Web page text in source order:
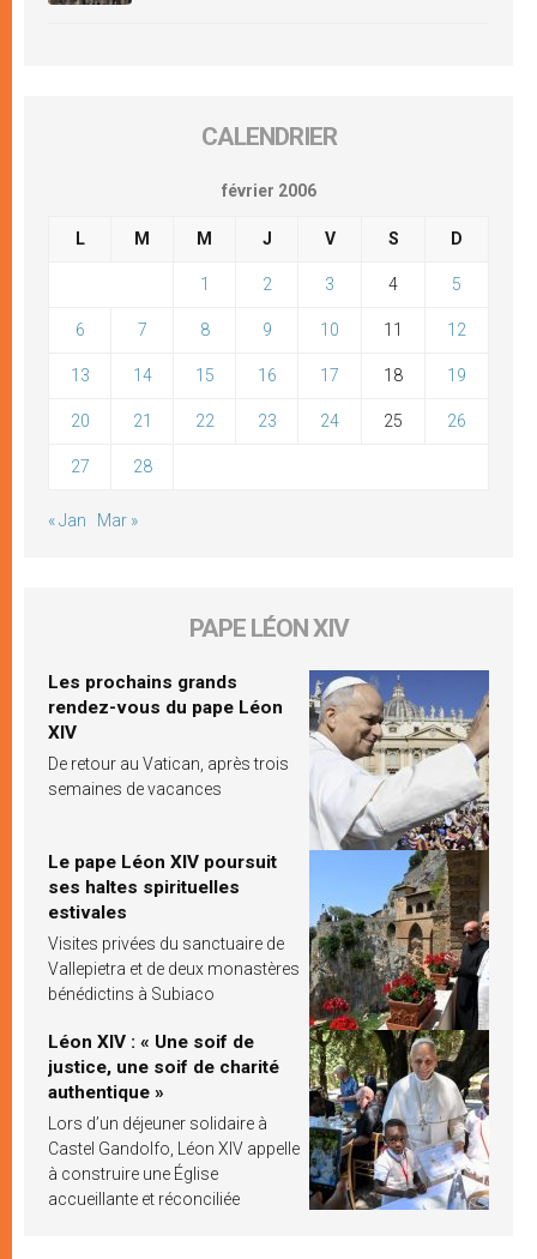
CALENDRIER
février 2006
L M M J V S D
1 2 3 4 5
6 7 8 9 10 11 12
13 14 15 16 17 18 19
20 21 22 23 24 25 26
27 28
« Jan Mar »
PAPE LÉON XIV
Les prochains grands
rendez-vous du pape Léon
XIV
De retour au Vatican, après trois
semaines de vacances
Le pape Léon XIV poursuit
ses haltes spirituelles
estivales
Visites privées du sanctuaire de
Vallepietra et de deux monastères
bénédictins à Subiaco
Léon XIV : « Une soif de
justice, une soif de charité
authentique »
Lors d’un déjeuner solidaire à
Castel Gandolfo, Léon XIV appelle
à construire une Église
accueillante et réconciliée